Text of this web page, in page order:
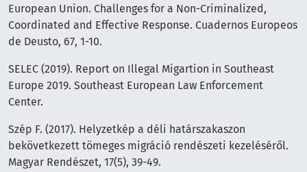
European Union. Challenges for a Non-Criminalized,
Coordinated and Effective Response. Cuadernos Europeos
de Deusto, 67, 1-10.
SELEC (2019). Report on Illegal Migartion in Southeast
Europe 2019. Southeast European Law Enforcement
Center.
Szép F. (2017). Helyzetkép a déli határszakaszon
bekövetkezett tömeges migráció rendészeti kezeléséről.
Magyar Rendészet, 17(5), 39-49.